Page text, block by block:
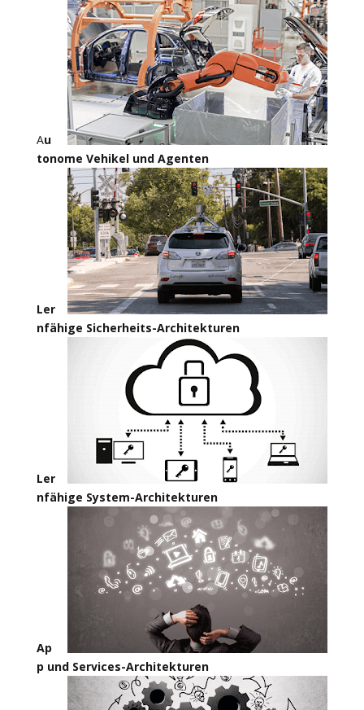
Au
tonome Vehikel und Agenten
Ler
nfähige Sicherheits-Architekturen
Ler
nfähige System-Architekturen
Ap
p und Services-Architekturen